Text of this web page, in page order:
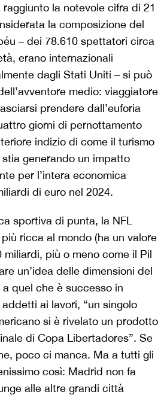
la notevole cifra di 21
la composizione del
– dei 78.610 spettatori circa
erano internazionali
dagli Stati Uniti – si può
medio: viaggiatore
prendere dall’euforia
giorni di pernottamento
indizio di come il turismo
generando un impatto
per l’intera economica
di euro nel 2024.
sportiva di punta, la NFL
ricca al mondo (ha un valore
più o meno come il Pil
un’idea delle dimensioni del
quel che è successo in
ai lavori, “un singolo
si è rivelato un prodotto
di Copa Libertadores”. Se
poco ci manca. Ma a tutti gli
così: Madrid non fa
alle altre grandi città